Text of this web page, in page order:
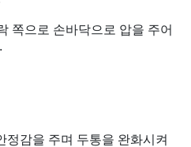
쪽으로 손바닥으로 압을 주어
정감을 주며 두통을 완화시켜